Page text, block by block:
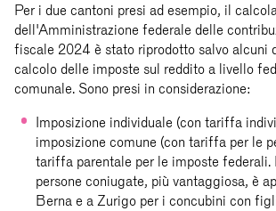
Per i due cantoni presi ad esempio, il
dell'Amministrazione federale delle
fiscale 2024 è stato riprodotto salvo alcuni
calcolo delle imposte sul reddito a livello
comunale. Sono presi in considerazione:
Imposizione individuale (con tariffa
imposizione comune (con tariffa per le
tariffa parentale per le imposte
persone coniugate, più vantaggiosa, è
Berna e a Zurigo per i concubini con